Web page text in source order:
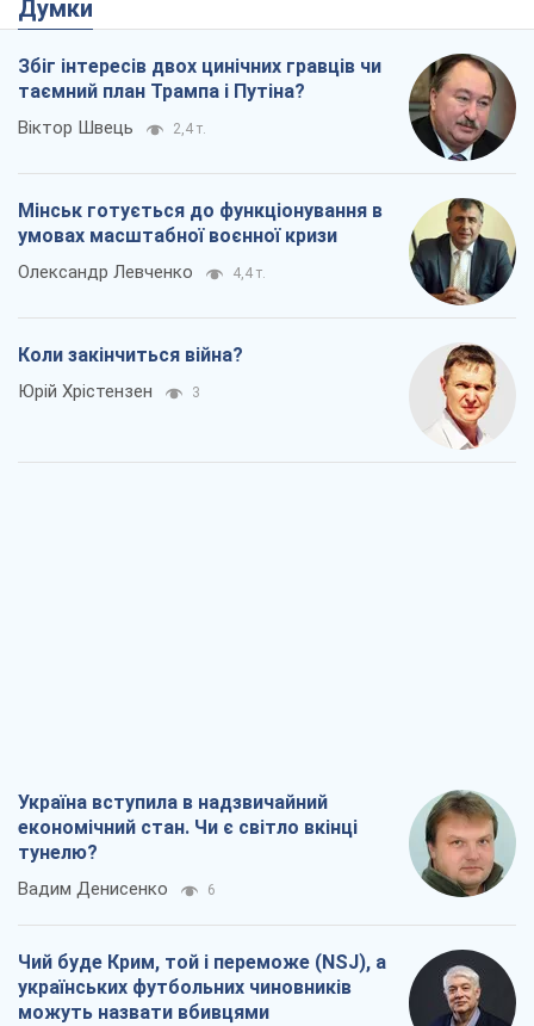
Думки
Збіг інтересів двох цинічних гравців чи
таємний план Трампа і Путіна?
Віктор Швець 2,4 т.
Мінськ готується до функціонування в
умовах масштабної воєнної кризи
Олександр Левченко 4,4 т.
Коли закінчиться війна?
Юрій Хрістензен 3
Україна вступила в надзвичайний
економічний стан. Чи є світло вкінці
тунелю?
Вадим Денисенко 6
Чий буде Крим, той і переможе (NSJ), а
українських футбольних чиновників
можуть назвати вбивцями